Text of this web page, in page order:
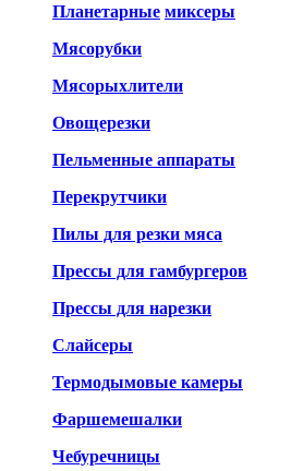
Планетарные миксеры
Мясорубки
Мясорыхлители
Овощерезки
Пельменные аппараты
Перекрутчики
Пилы для резки мяса
Прессы для гамбургеров
Прессы для нарезки
Слайсеры
Термодымовые камеры
Фаршемешалки
Чебуречницы